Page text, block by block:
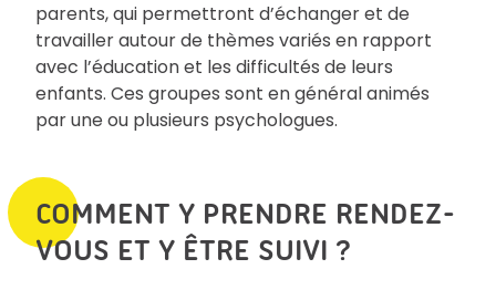
parents, qui permettront d’échanger et de
travailler autour de thèmes variés en rapport
avec l’éducation et les difficultés de leurs
enfants. Ces groupes sont en général animés
par une ou plusieurs psychologues.
COMMENT Y PRENDRE RENDEZ-
VOUS ET Y ÊTRE SUIVI ?